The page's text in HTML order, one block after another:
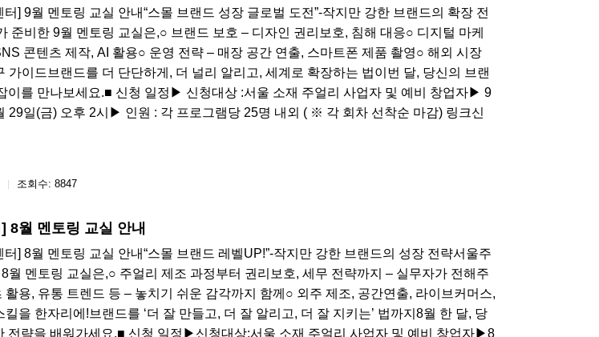
] 9월 멘토링 교실 안내“스몰 브랜드 성장 글로벌 도전”-작지만 강한 브랜드의 확장 전
준비한 9월 멘토링 교실은,○ 브랜드 보호 – 디자인 권리보호, 침해 대응○ 디지털 마케
콘텐츠 제작, AI 활용○ 운영 전략 – 매장 공간 연출, 스마트폰 제품 촬영○ 해외 시장
가이드브랜드를 더 단단하게, 더 널리 알리고, 세계로 확장하는 법이번 달, 당신의 브랜
이를 만나보세요.■ 신청 일정▶ 신청대상 :서울 소재 주얼리 사업자 및 예비 창업자▶ 9
29일(금) 오후 2시▶ 인원 : 각 프로그램당 25명 내외 ( ※ 각 회차 선착순 마감​) 링크신
조회수: 8847
8월 멘토링 교실 안내
] 8월 멘토링 교실 안내“스몰 브랜드 레벨UP!”-작지만 강한 브랜드의 성장 전략서울주
월 멘토링 교실은,○ 주얼리 제조 과정부터 권리보호, 세무 전략까지 – 실무자가 전해주
활용, 유통 트렌드 등 – 놓치기 쉬운 감각까지 함께○​ 외주 제조, 공간연출, 라이브커머스,
을 한자리에!브랜드를 ‘더 잘 만들고, 더 잘 알리고, 더 잘 지키는’ 법까지8월 한 달, 당
전략을 배워가세요.■ 신청 일정▶신청대상:서울 소재 주얼리 사업자 및 예비 창업자▶8